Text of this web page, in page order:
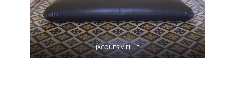
JACQUES VIEILLE